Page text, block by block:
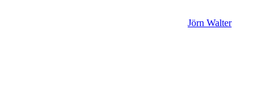
Jörn Walter